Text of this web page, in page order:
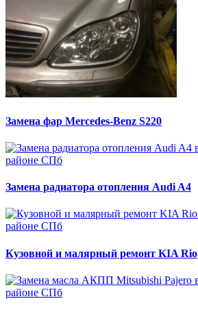
Замена фар Mercedes-Benz S220
Замена радиатора отопления Audi A4
Кузовной и малярный ремонт KIA Rio